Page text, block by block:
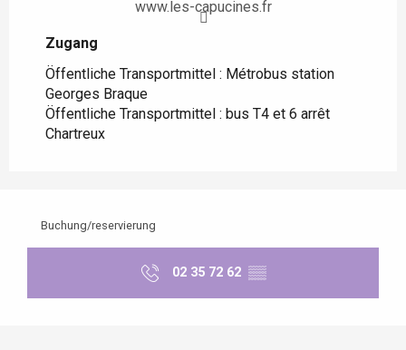
www.les-capucines.fr
Zugang
Zugang
Öffentliche Transportmittel : Métrobus station
Georges Braque
Öffentliche Transportmittel : bus T4 et 6 arrêt
Chartreux
Buchung/reservierung
02 35 72 62 ▒▒